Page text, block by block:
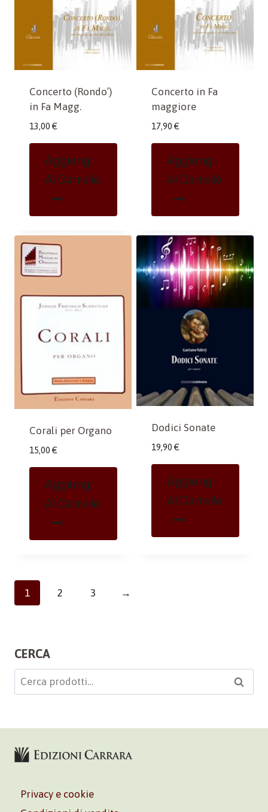
Concerto (Rondo’)
in Fa Magg.
13,00 €
Aggiungi
Al Carrello
Concerto in Fa
maggiore
17,90 €
Aggiungi
Al Carrello
Corali per Organo
15,00 €
Aggiungi
Al Carrello
Dodici Sonate
19,90 €
Aggiungi
Al Carrello
1 2 3 →
CERCA
Cerca: Cerca
Privacy e cookie